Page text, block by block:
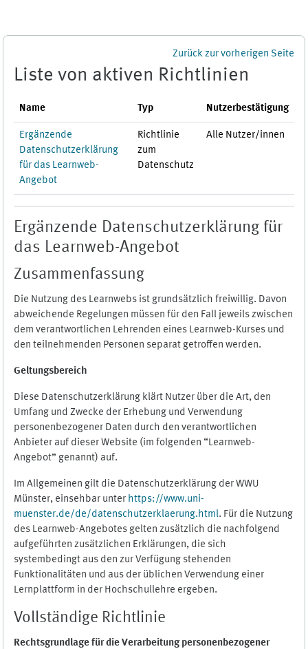
Zurück zur vorherigen Seite
Liste von aktiven Richtlinien
Name Typ Nutzerbestätigung
Ergänzende
Datenschutzerklärung
für das Learnweb-
Angebot
Richtlinie
zum
Datenschutz
Alle Nutzer/innen
Ergänzende Datenschutzerklärung für
das Learnweb-Angebot
Zusammenfassung
Die Nutzung des Learnwebs ist grundsätzlich freiwillig. Davon
abweichende Regelungen müssen für den Fall jeweils zwischen
dem verantwortlichen Lehrenden eines Learnweb-Kurses und
den teilnehmenden Personen separat getroffen werden.
Geltungsbereich
Diese Datenschutzerklärung klärt Nutzer über die Art, den
Umfang und Zwecke der Erhebung und Verwendung
personenbezogener Daten durch den verantwortlichen
Anbieter auf dieser Website (im folgenden “Learnweb-
Angebot” genannt) auf.
Im Allgemeinen gilt die Datenschutzerklärung der WWU
Münster, einsehbar unter https://www.uni-
muenster.de/de/datenschutzerklaerung.html. Für die Nutzung
des Learnweb-Angebotes gelten zusätzlich die nachfolgend
aufgeführten zusätzlichen Erklärungen, die sich
systembedingt aus den zur Verfügung stehenden
Funktionalitäten und aus der üblichen Verwendung einer
Lernplattform in der Hochschullehre ergeben.
Vollständige Richtlinie
Rechtsgrundlage für die Verarbeitung personenbezogener